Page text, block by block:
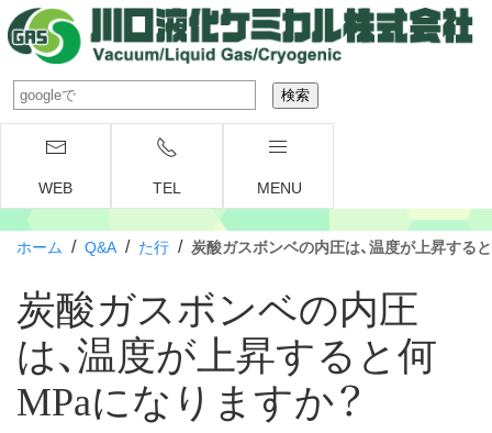
WEB TEL MENU
ホーム / Q&A/ た行 / 炭酸ガスボンベの内圧は、温度が上昇する
炭酸ガスボンベの内圧
は、温度が上昇すると何
MPaになりますか？